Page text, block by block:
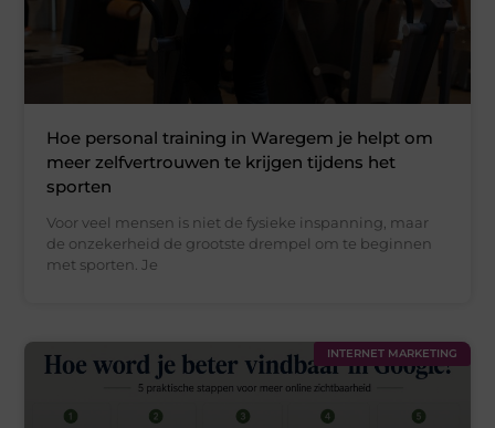
Hoe personal training in Waregem je helpt om
meer zelfvertrouwen te krijgen tijdens het
sporten
Voor veel mensen is niet de fysieke inspanning, maar
de onzekerheid de grootste drempel om te beginnen
met sporten. Je
INTERNET MARKETING